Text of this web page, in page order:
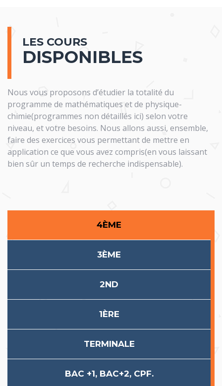
LES COURS
DISPONIBLES
Nous vous proposons d’étudier la totalité du
programme de mathématiques et de physique-
chimie(programmes non détaillés ici) selon votre
niveau, et votre besoins. Nous allons aussi, ensemble,
faire des exercices vous permettant de mettre en
application ce que vous avez compris(en vous laissant
bien sûr un temps de recherche indispensable).
4ÈME
3ÈME
2ND
1ÈRE
TERMINALE
BAC +1, BAC+2, CPF.